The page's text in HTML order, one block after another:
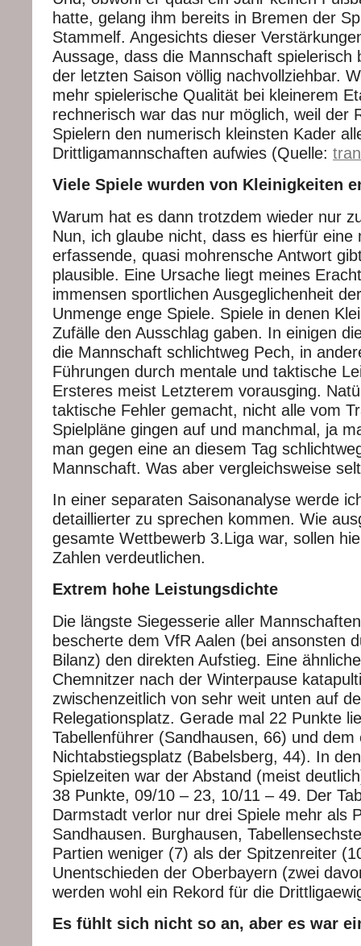
hatte, gelang ihm bereits in Bremen der
Stammelf. Angesichts dieser
Aussage, dass die Mannschaft spielerisch
der letzten Saison völlig nachvollziehbar.
mehr spielerische Qualität bei kleinerem
rechnerisch war das nur möglich, weil der
Spielern den numerisch kleinsten Kader
Drittligamannschaften aufwies (Quelle:
Viele Spiele wurden von Kleinigkeiten
Warum hat es dann trotzdem wieder nur
Nun, ich glaube nicht, dass es hierfür eine
erfassende, quasi mohrensche Antwort
plausible. Eine Ursache liegt meines
immensen sportlichen Ausgeglichenheit
Unmenge enge Spiele. Spiele in denen
Zufälle den Ausschlag gaben. In einigen
die Mannschaft schlichtweg Pech, in
Führungen durch mentale und taktische
Ersteres meist Letzterem vorausging.
taktische Fehler gemacht, nicht alle vom
Spielpläne gingen auf und manchmal, ja
man gegen eine an diesem Tag
Mannschaft. Was aber vergleichsweise
In einer separaten Saisonanalyse werde
detaillierter zu sprechen kommen. Wie
gesamte Wettbewerb 3.Liga war, sollen
Zahlen verdeutlichen.
Extrem hohe Leistungsdichte
Die längste Siegesserie aller
bescherte dem VfR Aalen (bei ansonsten
Bilanz) den direkten Aufstieg. Eine
Chemnitzer nach der Winterpause
zwischenzeitlich von sehr weit unten auf
Relegationsplatz. Gerade mal 22 Punkte
Tabellenführer (Sandhausen, 66) und dem
Nichtabstiegsplatz (Babelsberg, 44). In
Spielzeiten war der Abstand (meist
38 Punkte, 09/10 – 23, 10/11 – 49. Der
Darmstadt verlor nur drei Spiele mehr als
Sandhausen. Burghausen,
Partien weniger (7) als der Spitzenreiter
Unentschieden der Oberbayern (zwei
werden wohl ein Rekord für die
Es fühlt sich nicht so an, aber es war